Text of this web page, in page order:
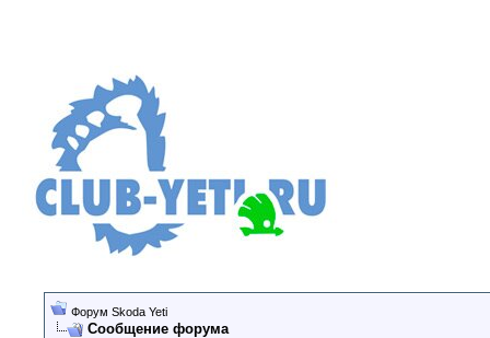
Форум Skoda Yeti
Сообщение форума